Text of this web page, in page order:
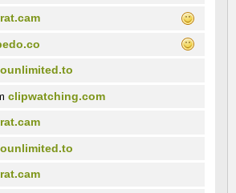
clipwatching.com